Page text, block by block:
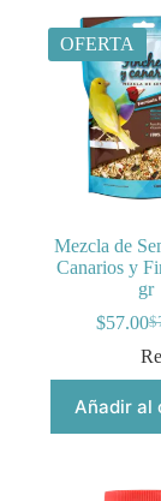
se
en
la
de
OFERTA
Mezcla de
Canarios y
gr
$
$57.00
Añadir al